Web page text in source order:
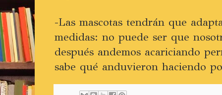
-Las mascotas tendrán que
medidas: no puede ser que
después andemos acariciando
sabe qué anduvieron haciendo